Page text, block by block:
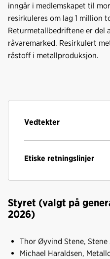
inngår i medlemskapet til
resirkuleres om lag 1 million
Returmetallbedriftene er del
råvaremarked. Resirkulert
råstoff i metallproduksjon.
Vedtekter
Etiske retningslinjer
Styret (valgt på
2026)
Thor Øyvind Stene,
Michael Haraldsen,